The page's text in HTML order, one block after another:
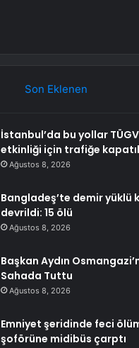
Son Eklenen
İstanbul’da bu yollar
etkinliği için trafiğe
Ağustos 8, 2026
Bangladeş’te demir yüklü
devrildi: 15 ölü
Ağustos 8, 2026
Başkan Aydın
Sahada Tuttu
Ağustos 8, 2026
Emniyet şeridinde feci
şoförüne midibüs çarptı